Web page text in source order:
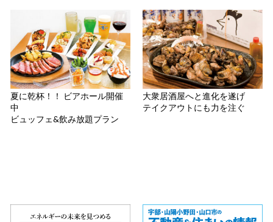
夏に乾杯！！ ビアホール開催
中
ビュッフェ&飲み放題プラン
大衆居酒屋へと進化を遂げ
テイクアウトにも力を注ぐ